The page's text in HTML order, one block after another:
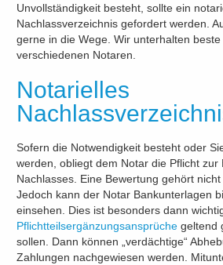
Unvollständigkeit besteht, sollte ein
Nachlassverzeichnis gefordert werden.
gerne in die Wege. Wir unterhalten
verschiedenen Notaren.
Notarielles
Sofern die Notwendigkeit besteht oder
werden, obliegt dem Notar die Pflicht zur
Nachlasses. Eine Bewertung gehört nicht
Jedoch kann der Notar Bankunterlagen
einsehen. Dies ist besonders dann
Pflichtteilsergänzungsansprüche geltend
sollen. Dann können „verdächtige“
Zahlungen nachgewiesen werden.